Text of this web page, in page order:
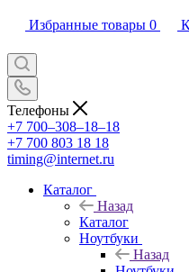
Избранные товары 0
Телефоны
+7 700‒308‒18‒18
+7 700 803 18 18
timing@internet.ru
Каталог
Назад
Каталог
Ноутбуки
Назад